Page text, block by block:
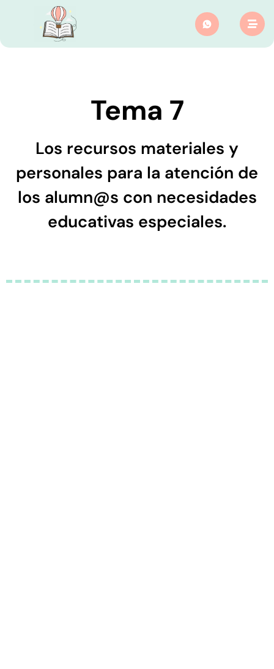
Tema 7
Los recursos materiales y
personales para la atención de
los alumn@s con necesidades
educativas especiales.